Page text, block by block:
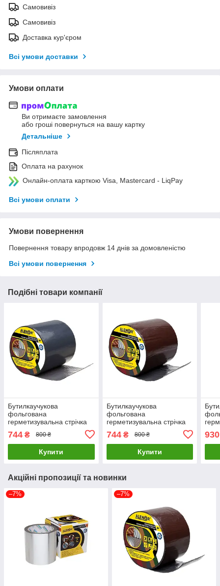
Самовивіз
Самовивіз
Доставка кур'єром
Всі умови доставки
Умови оплати
Ви отримаєте замовлення
або гроші повернуться на вашу картку
Детальніше
Післяплата
Оплата на рахунок
Онлайн-оплата карткою Visa, Mastercard - LiqPay
Всі умови оплати
Умови повернення
Повернення товару впродовж 14 днів за домовленістю
Всі умови повернення
Подібні товари компанії
Бутилкаучукова
фольгована
герметизувальна стрічка
Аленор BF — 150 мм*10 м
(графітовий)
744 ₴ 800 ₴
Купити
Бутилкаучукова
фольгована
герметизувальна стрічка
Аленор BF — 150 мм*10 м
(коричнева)
744₴ 800 ₴
Купити
930
Акційні пропозиції та новинки
–7% –7%